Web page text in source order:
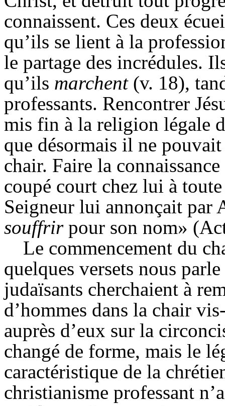
connaissent. Ces deux
qu’ils se lient à la
le partage des incrédules.
qu’ils marchent (v. 18),
professants. Rencontrer
mis fin à la religion légale
que désormais il ne
chair. Faire la
coupé court chez lui à
Seigneur lui annonçait par
souffrir pour son nom»
Le commencement du
quelques versets nous
judaïsants cherchaient à
d’hommes dans la chair
auprès d’eux sur la
changé de forme, mais le
caractéristique de la
christianisme professant